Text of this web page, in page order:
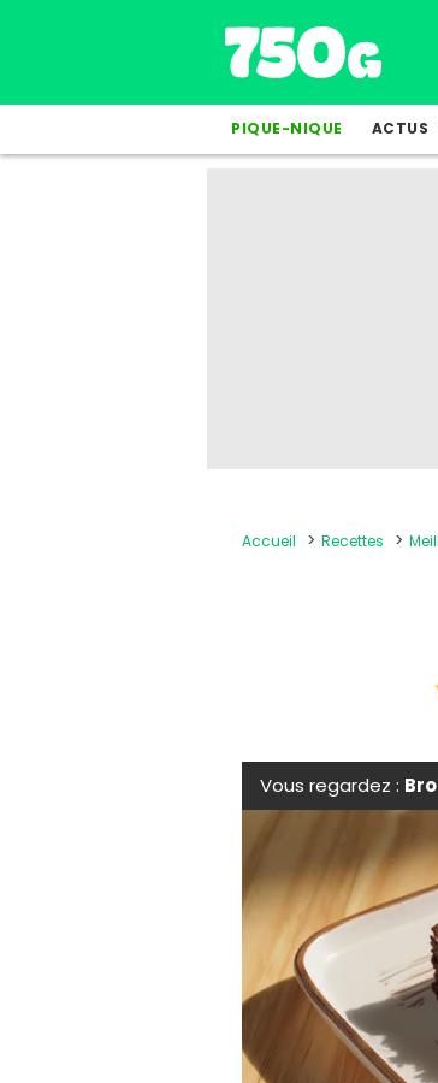
PIQUE-NIQUE ACTUS
Accueil Recettes
Vous regardez :